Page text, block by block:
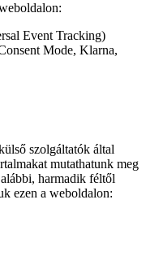
Event Tracking)
Mode, Klarna,
szolgáltatók által
mutathatunk meg
harmadik féltől
ezen a weboldalon: